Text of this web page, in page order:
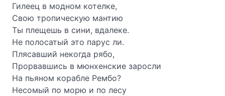
Гилеец в модном котелке,
Свою тропическую мантию
Ты плещешь в сини, вдалеке.
Не полосатый это парус ли.
Плясавший некогда рябо,
Прорвавшись в мюнхенские заросли
На пьяном корабле Рембо?
Несомый по морю и по лесу